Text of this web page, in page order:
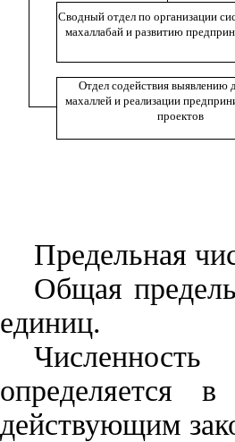
Сводный отдел по организации
махаллабай и развитию
Отдел содействия выявлению
махаллей и реализации
проектов
Предельная
Общая
единиц.
Численность
определяется
действующим